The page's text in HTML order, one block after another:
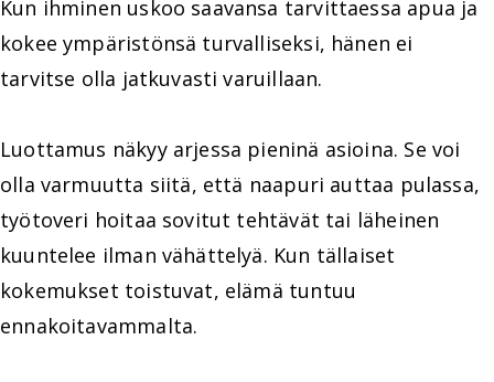
Kun ihminen uskoo saavansa tarvittaessa apua ja
kokee ympäristönsä turvalliseksi, hänen ei
tarvitse olla jatkuvasti varuillaan.
Luottamus näkyy arjessa pieninä asioina. Se voi
olla varmuutta siitä, että naapuri auttaa pulassa,
työtoveri hoitaa sovitut tehtävät tai läheinen
kuuntelee ilman vähättelyä. Kun tällaiset
kokemukset toistuvat, elämä tuntuu
ennakoitavammalta.